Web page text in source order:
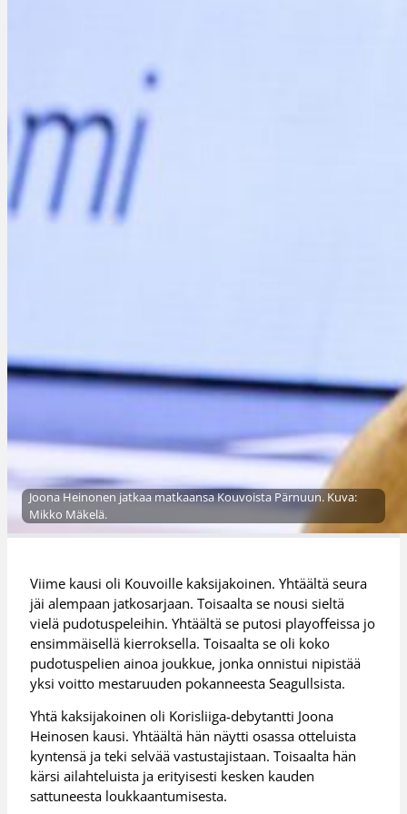
Joona Heinonen jatkaa matkaansa Kouvoista Pärnuun. Kuva:
Mikko Mäkelä.
Viime kausi oli Kouvoille kaksijakoinen. Yhtäältä seura
jäi alempaan jatkosarjaan. Toisaalta se nousi sieltä
vielä pudotuspeleihin. Yhtäältä se putosi playoffeissa jo
ensimmäisellä kierroksella. Toisaalta se oli koko
pudotuspelien ainoa joukkue, jonka onnistui nipistää
yksi voitto mestaruuden pokanneesta Seagullsista.
Yhtä kaksijakoinen oli Korisliiga-debytantti Joona
Heinosen kausi. Yhtäältä hän näytti osassa otteluista
kyntensä ja teki selvää vastustajistaan. Toisaalta hän
kärsi ailahteluista ja erityisesti kesken kauden
sattuneesta loukkaantumisesta.